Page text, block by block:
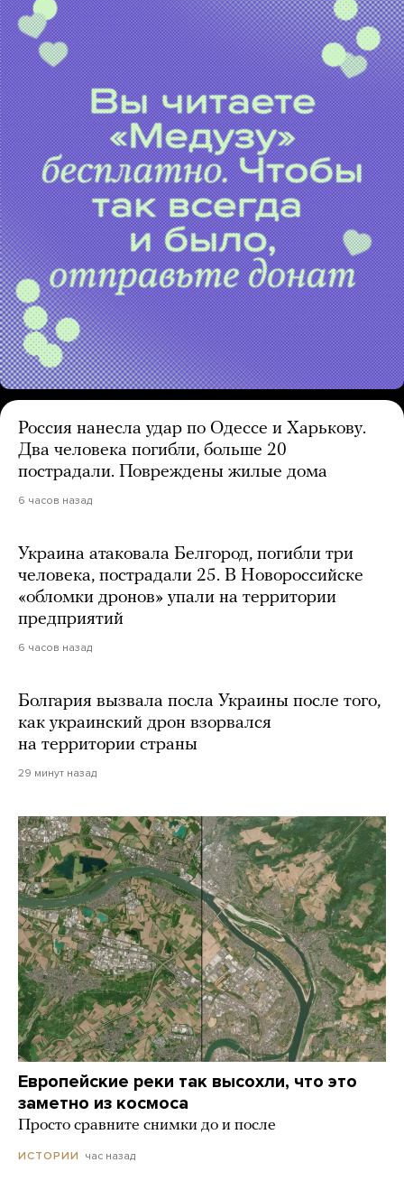
Россия нанесла удар по Одессе и Харькову.
Два человека погибли, больше 20
пострадали. Повреждены жилые дома
6 часов назад
Украина атаковала Белгород, погибли три
человека, пострадали 25. В Новороссийске
«обломки дронов» упали на территории
предприятий
6 часов назад
Болгария вызвала посла Украины после того,
как украинский дрон взорвался
на территории страны
29 минут назад
Европейские реки так высохли, что это
заметно из космоса
Просто сравните снимки до и после
ИСТОРИИ час назад